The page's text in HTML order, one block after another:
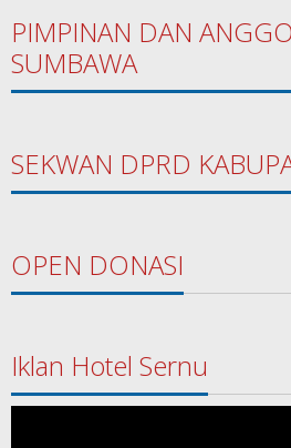
PIMPINAN DAN
SUMBAWA
SEKWAN DPRD
OPEN DONASI
Iklan Hotel Sernu